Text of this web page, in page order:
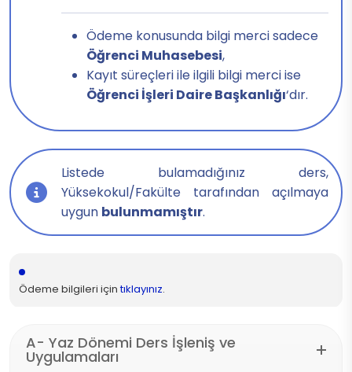
Ödeme konusunda bilgi merci sadece
Öğrenci Muhasebesi,
Kayıt süreçleri ile ilgili bilgi merci ise
Öğrenci İşleri Daire Başkanlığı‘dır.
Listede bulamadığınız ders,
Yüksekokul/Fakülte tarafından açılmaya
uygun bulunmamıştır.
Ödeme bilgileri içintıklayınız.
A- Yaz Dönemi Ders İşleniş ve
Uygulamaları